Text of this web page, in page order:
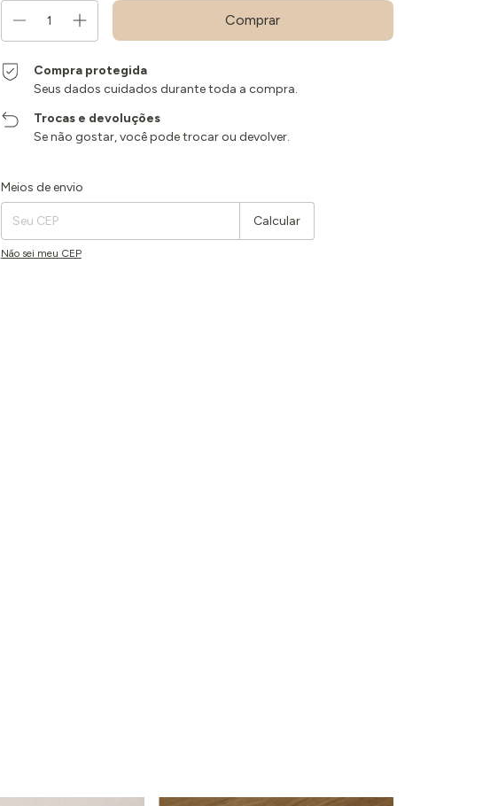
Compra protegida
Seus dados cuidados durante toda a compra.
Trocas e devoluções
Se não gostar, você pode trocar ou devolver.
Entregas para o CEP:
Meios de envio
Calcular
Não sei meu CEP